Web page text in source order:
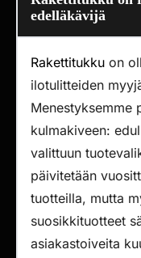
edelläkävijä
Rakettitukku on
ilotulitteiden
Menestyksemme
kulmakiveen:
valittuun
päivitetään
tuotteilla, mutta
suosikkituotteet
asiakastoiveita